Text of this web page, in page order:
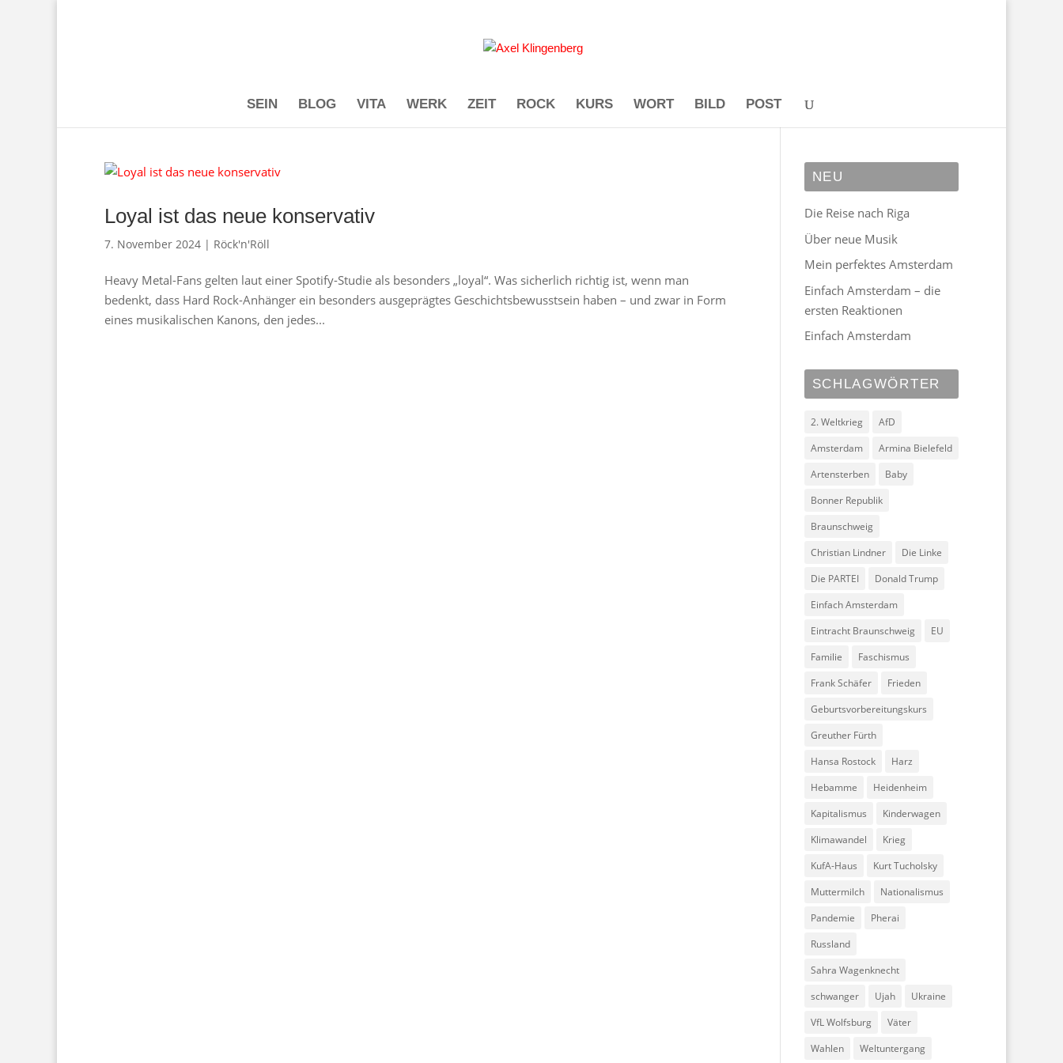
SEIN BLOG VITA WERK ZEIT ROCK KURS WORT BILD POST
Loyal ist das neue konservativ
7. November 2024 | Röck'n'Röll
Heavy Metal-Fans gelten laut einer Spotify-Studie als besonders „loyal“. Was sicherlich richtig ist, wenn man
bedenkt, dass Hard Rock-Anhänger ein besonders ausgeprägtes Geschichtsbewusstsein haben – und zwar in Form
eines musikalischen Kanons, den jedes...
NEU
Die Reise nach Riga
Über neue Musik
Mein perfektes Amsterdam
Einfach Amsterdam – die
ersten Reaktionen
Einfach Amsterdam
SCHLAGWÖRTER
2. Weltkrieg
AfD
Amsterdam
Armina Bielefeld
Artensterben
Baby
Bonner Republik
Braunschweig
Christian Lindner
Die Linke
Die PARTEI
Donald Trump
Einfach Amsterdam
Eintracht Braunschweig
EU
Familie
Faschismus
Frank Schäfer
Frieden
Geburtsvorbereitungskurs
Greuther Fürth
Hansa Rostock
Harz
Hebamme
Heidenheim
Kapitalismus
Kinderwagen
Klimawandel
Krieg
KufA-Haus
Kurt Tucholsky
Muttermilch
Nationalismus
Pandemie
Pherai
Russland
Sahra Wagenknecht
schwanger
Ujah
Ukraine
VfL Wolfsburg
Väter
Wahlen
Weltuntergang